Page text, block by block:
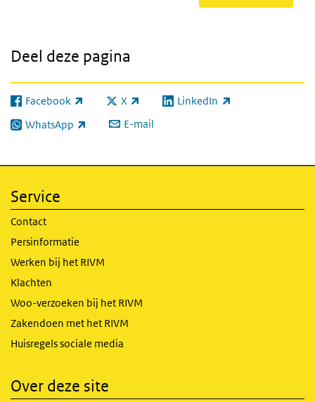
Deel deze pagina
Facebook
(externe link) X
(externe link) LinkedIn
(externe link)
WhatsApp
(externe link) E-mail
Service
Contact
Persinformatie
Werken bij het RIVM
Klachten
Woo-verzoeken bij het RIVM
Zakendoen met het RIVM
Huisregels sociale media
Over deze site